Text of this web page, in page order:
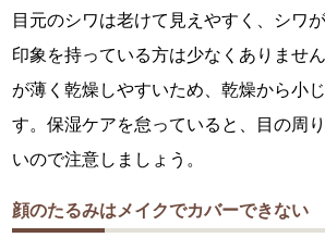
目元のシワは老けて見えやすく、シワ
印象を持っている方は少なくありませ
が薄く乾燥しやすいため、乾燥から小
す。保湿ケアを怠っていると、目の周
いので注意しましょう。
顔のたるみはメイクでカバーできない